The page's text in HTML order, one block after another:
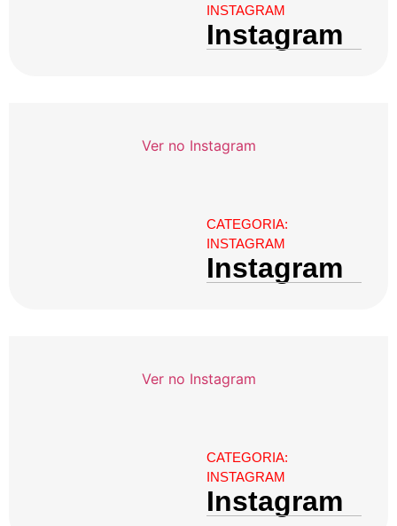
INSTAGRAM
Instagram
Ver no Instagram
CATEGORIA:
INSTAGRAM
Instagram
Ver no Instagram
CATEGORIA:
INSTAGRAM
Instagram